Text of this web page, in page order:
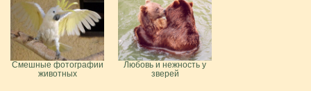
Смешные фотографии
животных
Любовь и нежность у
зверей